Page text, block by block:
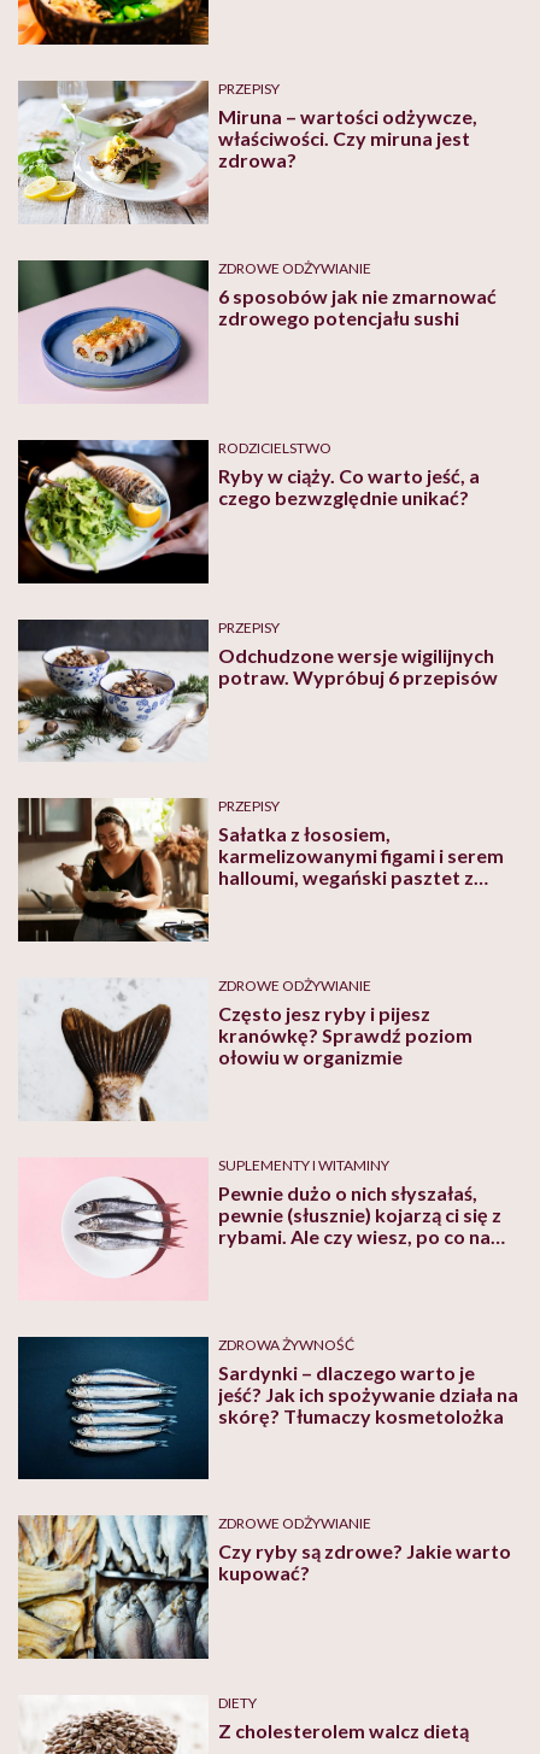
PRZEPISY
Miruna – wartości odżywcze,
właściwości. Czy miruna jest
zdrowa?
ZDROWE ODŻYWIANIE
6 sposobów jak nie zmarnować
zdrowego potencjału sushi
RODZICIELSTWO
Ryby w ciąży. Co warto jeść, a
czego bezwzględnie unikać?
PRZEPISY
Odchudzone wersje wigilijnych
potraw. Wypróbuj 6 przepisów
PRZEPISY
Sałatka z łososiem,
karmelizowanymi figami i serem
halloumi, wegański pasztet z
ZDROWE ODŻYWIANIE
Często jesz ryby i pijesz
kranówkę? Sprawdź poziom
ołowiu w organizmie
SUPLEMENTY I WITAMINY
Pewnie dużo o nich słyszałaś,
pewnie (słusznie) kojarzą ci się z
rybami. Ale czy wiesz, po co nam
ZDROWA ŻYWNOŚĆ
Sardynki – dlaczego warto je
jeść? Jak ich spożywanie działa na
skórę? Tłumaczy kosmetolożka
ZDROWE ODŻYWIANIE
Czy ryby są zdrowe? Jakie warto
kupować?
DIETY
Z cholesterolem walcz dietą